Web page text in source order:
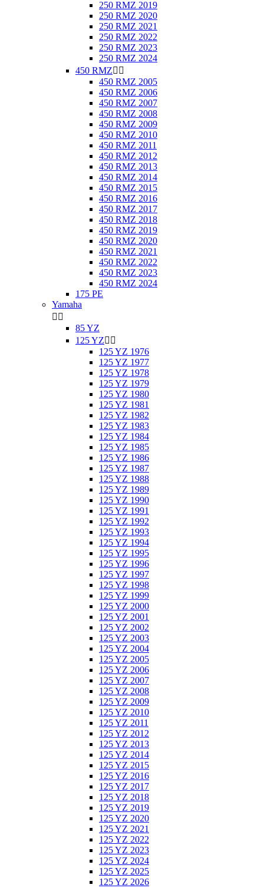
250 RMZ 2019
250 RMZ 2020
250 RMZ 2021
250 RMZ 2022
250 RMZ 2023
250 RMZ 2024
450 RMZ 
450 RMZ 2005
450 RMZ 2006
450 RMZ 2007
450 RMZ 2008
450 RMZ 2009
450 RMZ 2010
450 RMZ 2011
450 RMZ 2012
450 RMZ 2013
450 RMZ 2014
450 RMZ 2015
450 RMZ 2016
450 RMZ 2017
450 RMZ 2018
450 RMZ 2019
450 RMZ 2020
450 RMZ 2021
450 RMZ 2022
450 RMZ 2023
450 RMZ 2024
175 PE
Yamaha
 
85 YZ
125 YZ 
125 YZ 1976
125 YZ 1977
125 YZ 1978
125 YZ 1979
125 YZ 1980
125 YZ 1981
125 YZ 1982
125 YZ 1983
125 YZ 1984
125 YZ 1985
125 YZ 1986
125 YZ 1987
125 YZ 1988
125 YZ 1989
125 YZ 1990
125 YZ 1991
125 YZ 1992
125 YZ 1993
125 YZ 1994
125 YZ 1995
125 YZ 1996
125 YZ 1997
125 YZ 1998
125 YZ 1999
125 YZ 2000
125 YZ 2001
125 YZ 2002
125 YZ 2003
125 YZ 2004
125 YZ 2005
125 YZ 2006
125 YZ 2007
125 YZ 2008
125 YZ 2009
125 YZ 2010
125 YZ 2011
125 YZ 2012
125 YZ 2013
125 YZ 2014
125 YZ 2015
125 YZ 2016
125 YZ 2017
125 YZ 2018
125 YZ 2019
125 YZ 2020
125 YZ 2021
125 YZ 2022
125 YZ 2023
125 YZ 2024
125 YZ 2025
125 YZ 2026